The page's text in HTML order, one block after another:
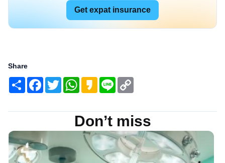
Get expat insurance
Share
ShareFacebook
TwitterWhatsApp
KakaoLine
Don’t miss